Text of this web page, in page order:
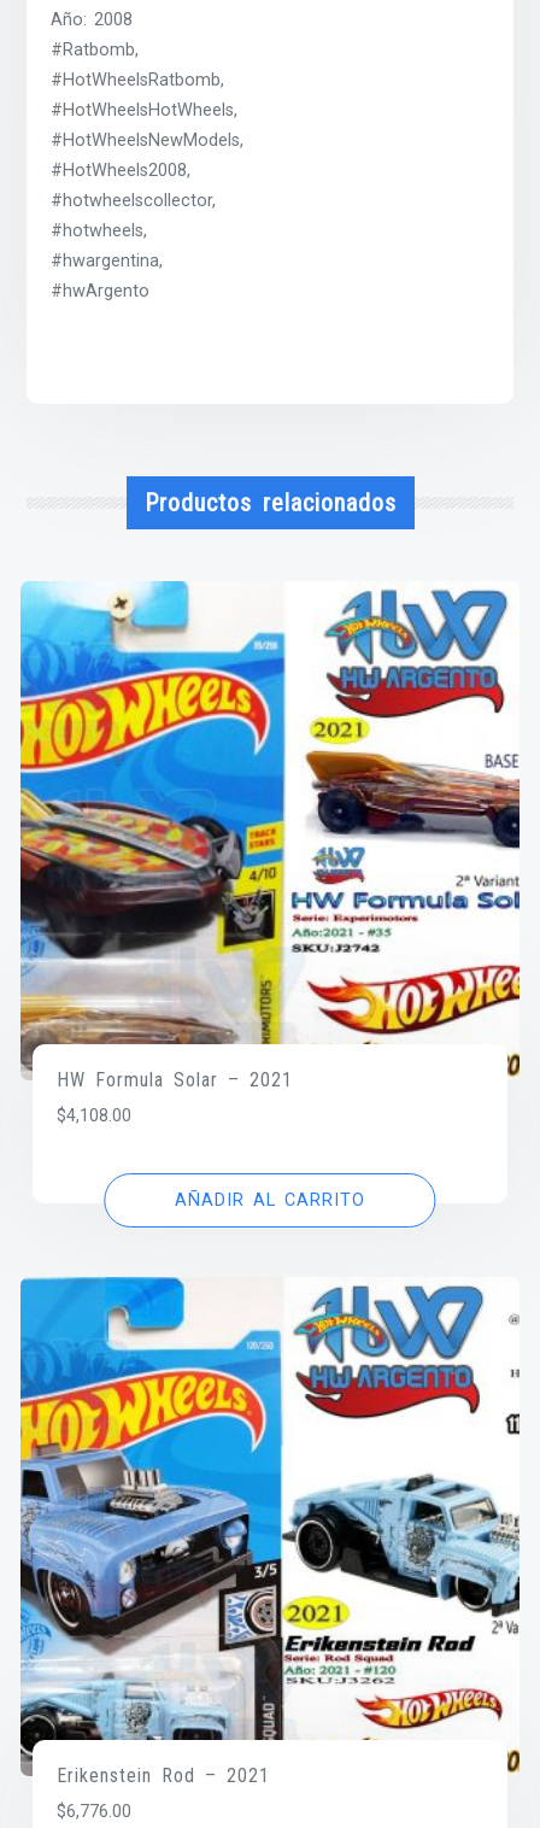
Año: 2008
#Ratbomb,
#HotWheelsRatbomb,
#HotWheelsHotWheels,
#HotWheelsNewModels,
#HotWheels2008,
#hotwheelscollector,
#hotwheels,
#hwargentina,
#hwArgento
Productos relacionados
HW Formula Solar – 2021
$4,108.00
AÑADIR AL CARRITO
Erikenstein Rod – 2021
$6,776.00